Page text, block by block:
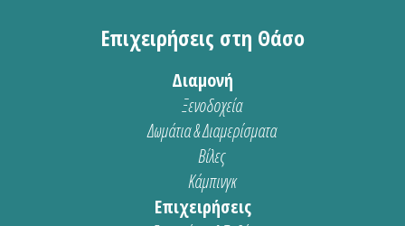
Επιχειρήσεις στη Θάσο
Διαμονή
Ξενοδοχεία
Δωμάτια & Διαμερίσματα
Βίλες
Κάμπινγκ
Επιχειρήσεις